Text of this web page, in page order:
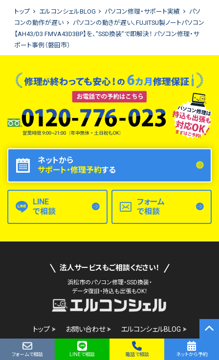
トップ エルコンシェルBLOG パソコン修理・サポート実績
パソ
コンの動作が遅い
パソコンの動きが遅い、FUJITSU製ノートパソコン
【AH43/D3 FMVA43D3BP】を、”SSD換装”で即解決！ パソコン修理・サ
ポート事例（磐田市）
ネットから
サポート・修理予約する
LINE
で相談
フォーム
で相談
法人サービスもご相談ください！
浜松市のパソコン修理・SSD換装・
データ復旧・持込も出張もOK！
トップ お問い合わせ エルコンシェルBLOG
フォームで相談 LINEで相談 電話で相談 ネットから予約